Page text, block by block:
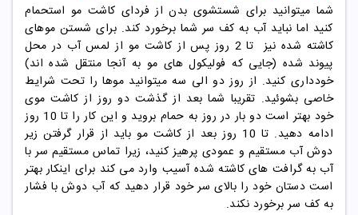
شما میتوانید برای شستشوی بدن از فردای کاشت مو استحمام
کنید اما نباید آب به کف سر شما برخورد کند. برای شستن موهای
کاشته شده نیز تا 2 روز پس از کاشت مو از لمس آب در محل
پیوند شده (جایی که فولیکول های مو به آنجا منتقل شده اند)
خودداری کنید. از روز دو الی سه میتوانید موها را تحت شرایط
خاصی بشوئید. تقریبا شما بعد از گذشت دو روز از کاشت موی
خود بهتر است دو بار در روز به حمام بروید و این کار را تا 10 روز
ادامه دهید. تا 10 روز بعد از کاشت مو باید از قرار گرفتن زیر
دوش آب مستقیم و عمودی پرهیز کنید، زیرا تماس مستقیم سر با
آب به گرافت های کاشته شده آسیب وارد می کند برای اینکار بهتر
است دستان خود را بالای سر خود قرار دهید که آب دوش با فشار
به کف سر برخورد نکند.